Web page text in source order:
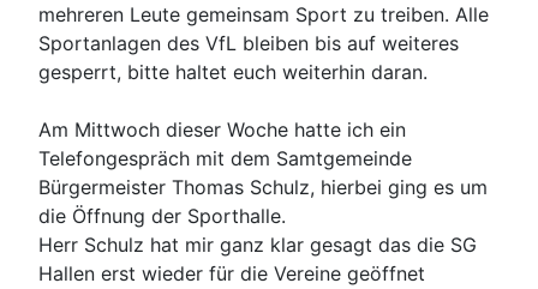
mehreren Leute gemeinsam Sport zu treiben. Alle
Sportanlagen des VfL bleiben bis auf weiteres
gesperrt, bitte haltet euch weiterhin daran.
Am Mittwoch dieser Woche hatte ich ein
Telefongespräch mit dem Samtgemeinde
Bürgermeister Thomas Schulz, hierbei ging es um
die Öffnung der Sporthalle.
Herr Schulz hat mir ganz klar gesagt das die SG
Hallen erst wieder für die Vereine geöffnet